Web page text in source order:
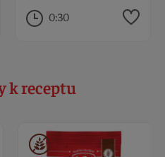
0:30
k receptu